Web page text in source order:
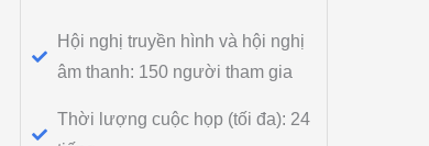
Hội nghị truyền hình và hội nghị
âm thanh: 150 người tham gia
Thời lượng cuộc họp (tối đa): 24